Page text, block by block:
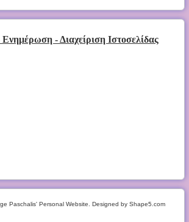
- Διαχείριση Ιστοσελίδας
Paschalis' Personal Website. Designed by Shape5.com